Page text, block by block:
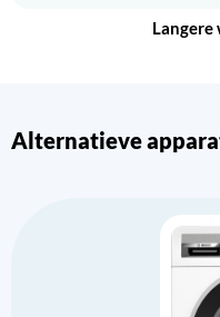
Langere
Alternatieve